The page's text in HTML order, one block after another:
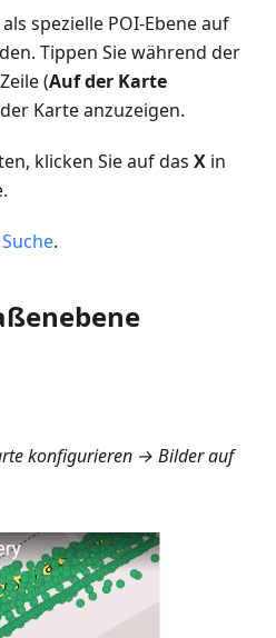
spezielle POI-Ebene auf
Tippen Sie während der
(Auf der Karte
Karte anzuzeigen.
klicken Sie auf das X in
Suche.
konfigurieren → Bilder auf